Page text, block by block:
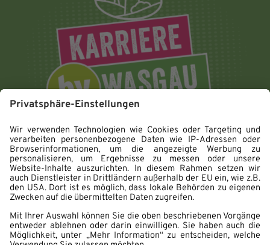
Impressum
Datenschutz